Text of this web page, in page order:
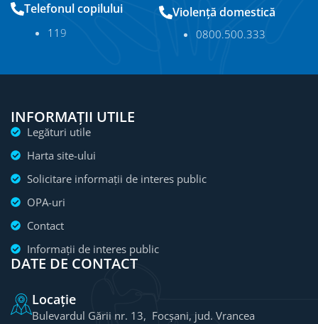
Telefonul copilului
11 9
Violență domestică
0800.500.333
INFORMAȚII UTILE
Legături utile
Harta site-ului
Solicitare informații de interes public
OPA-uri
Contact
Informații de interes public
DATE DE CONTACT
Locație
Bulevardul Gării nr. 13, Focșani, jud. Vrancea